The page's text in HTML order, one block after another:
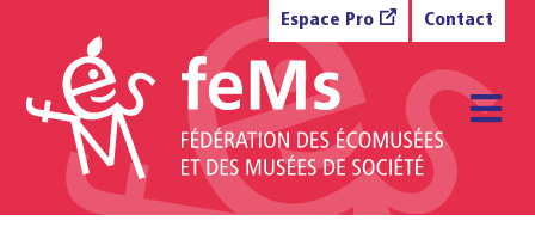
Espace Pro Contact